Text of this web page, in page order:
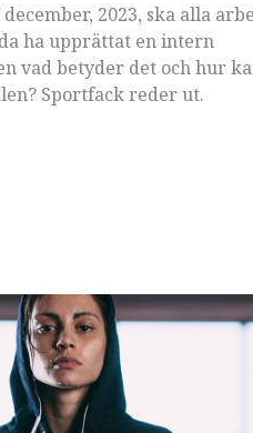
2023, ska alla
ha upprättat en intern
vad betyder det och hur
Sportfack reder ut.